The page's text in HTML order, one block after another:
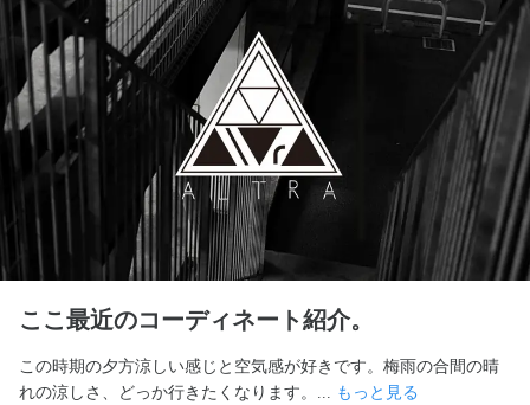
ここ最近のコーディネート紹介。
この時期の夕方涼しい感じと空気感が好きです。梅雨の合間の晴
れの涼しさ、どっか行きたくなります。... もっと見る